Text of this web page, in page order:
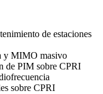
de estaciones
y MIMO masivo
de PIM sobre CPRI
sobre CPRI